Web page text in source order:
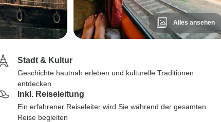
Alles ansehen
Stadt & Kultur
Geschichte hautnah erleben und kulturelle Traditionen
entdecken
Inkl. Reiseleitung
Ein erfahrener Reiseleiter wird Sie während der gesamten
Reise begleiten